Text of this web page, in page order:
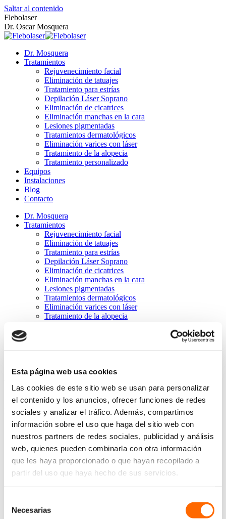
Esta página web usa cookies
Las cookies de este sitio web se usan para personalizar
el contenido y los anuncios, ofrecer funciones de redes
sociales y analizar el tráfico. Además, compartimos
información sobre el uso que haga del sitio web con
nuestros partners de redes sociales, publicidad y análisis
web, quienes pueden combinarla con otra información
que les haya proporcionado o que hayan recopilado a
partir del uso que haya hecho de sus servicios.
Necesarias
Saltar al contenido
Flebolaser
Dr. Oscar Mosquera
Dr. Mosquera
Tratamientos
Rejuvenecimiento facial
Eliminación de tatuajes
Tratamiento para estrías
Depilación Láser Soprano
Eliminación de cicatrices
Eliminación manchas en la cara
Lesiones pigmentadas
Tratamientos dermatológicos
Eliminación varices con láser
Tratamiento de la alopecia
Tratamiento personalizado
Equipos
Instalaciones
Blog
Contacto
Dr. Mosquera
Tratamientos
Rejuvenecimiento facial
Eliminación de tatuajes
Tratamiento para estrías
Depilación Láser Soprano
Eliminación de cicatrices
Eliminación manchas en la cara
Lesiones pigmentadas
Tratamientos dermatológicos
Eliminación varices con láser
Tratamiento de la alopecia
Equipos
Instalaciones
Blog
bonos2
Estás aquí:
Inicio
bonos2